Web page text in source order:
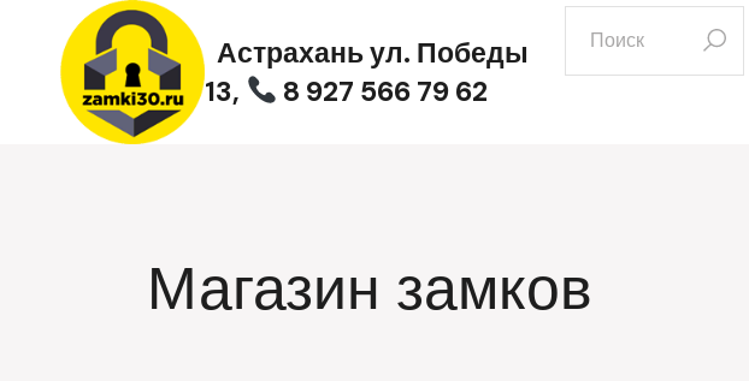
содержимому
Астрахань ул. Победы
13,
8 927 566 79 62
искать:
Магазин замков